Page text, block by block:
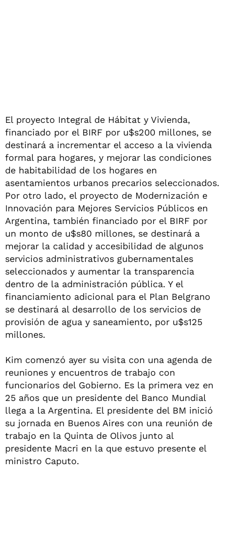
El proyecto Integral de Hábitat y Vivienda,
financiado por el BIRF por u$s200 millones, se
destinará a incrementar el acceso a la vivienda
formal para hogares, y mejorar las condiciones
de habitabilidad de los hogares en
asentamientos urbanos precarios seleccionados.
Por otro lado, el proyecto de Modernización e
Innovación para Mejores Servicios Públicos en
Argentina, también financiado por el BIRF por
un monto de u$s80 millones, se destinará a
mejorar la calidad y accesibilidad de algunos
servicios administrativos gubernamentales
seleccionados y aumentar la transparencia
dentro de la administración pública. Y el
financiamiento adicional para el Plan Belgrano
se destinará al desarrollo de los servicios de
provisión de agua y saneamiento, por u$s125
millones.
Kim comenzó ayer su visita con una agenda de
reuniones y encuentros de trabajo con
funcionarios del Gobierno. Es la primera vez en
25 años que un presidente del Banco Mundial
llega a la Argentina. El presidente del BM inició
su jornada en Buenos Aires con una reunión de
trabajo en la Quinta de Olivos junto al
presidente Macri en la que estuvo presente el
ministro Caputo.